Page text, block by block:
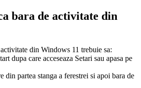
bara de activitate din
din Windows 11 trebuie sa:
dupa care acceseaza Setari sau apasa pe
din partea stanga a ferestrei si apoi bara de